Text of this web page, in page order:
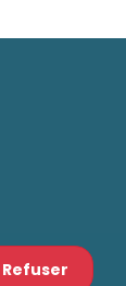
Refuser